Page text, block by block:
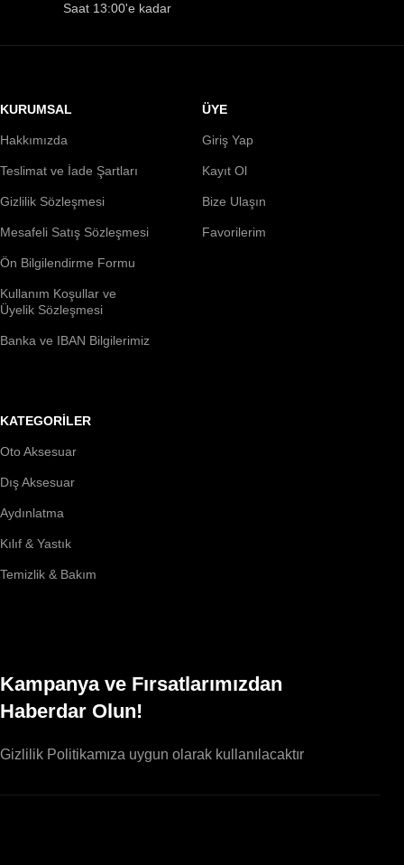
Saat 13:00'e kadar
KURUMSAL
Hakkımızda
Teslimat ve İade Şartları
Gizlilik Sözleşmesi
Mesafeli Satış Sözleşmesi
Ön Bilgilendirme Formu
Kullanım Koşullar ve
Üyelik Sözleşmesi
Banka ve IBAN Bilgilerimiz
ÜYE
Giriş Yap
Kayıt Ol
Bize Ulaşın
Favorilerim
KATEGORİLER
Oto Aksesuar
Dış Aksesuar
Aydınlatma
Kılıf & Yastık
Temizlik & Bakım
Kampanya ve Fırsatlarımızdan
Haberdar Olun!
Gizlilik Politikamıza uygun olarak kullanılacaktır